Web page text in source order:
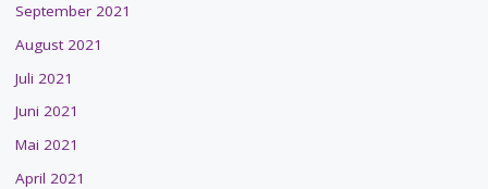
September 2021
August 2021
Juli 2021
Juni 2021
Mai 2021
April 2021